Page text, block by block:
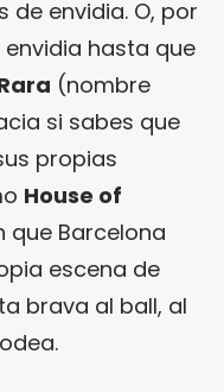
envidia. O, por
hasta que
(nombre
si sabes que
propias
House of
que Barcelona
escena de
brava al ball, al